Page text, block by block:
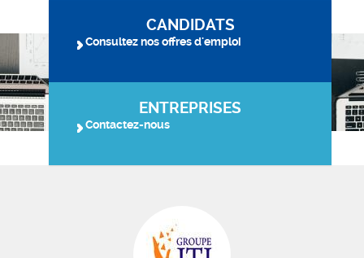
CANDIDATS
Consultez nos offres d'emploi
ENTREPRISES
Contactez-nous